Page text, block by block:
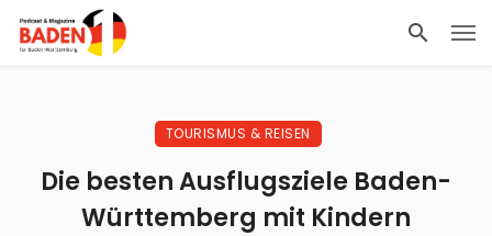
TOURISMUS & REISEN
Die besten Ausflugsziele Baden-
Württemberg mit Kindern